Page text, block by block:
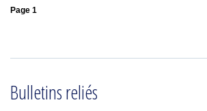
Page 1
Bulletins reliés